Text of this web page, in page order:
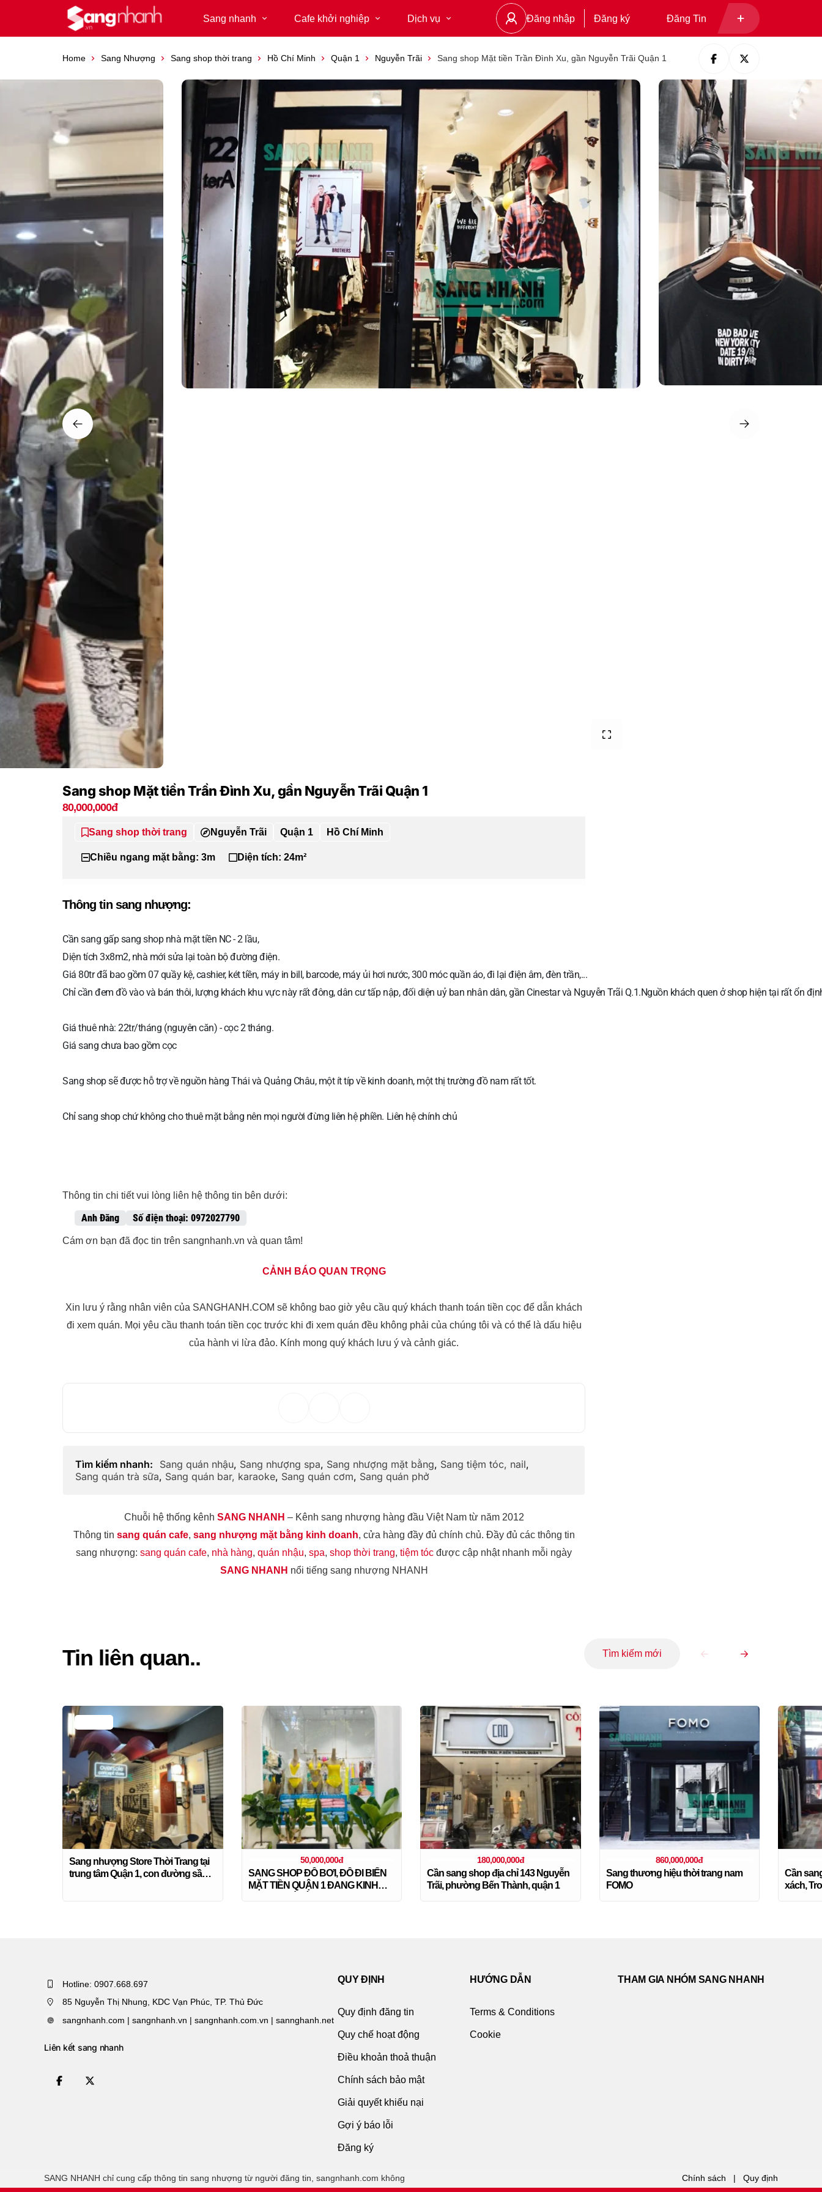
Sang nhanh Cafe khởi nghiệp Dịch vụ Đăng nhập Đăng ký Đăng Tin
Home Sang Nhượng Sang shop thời trang Hồ Chí Minh Quận 1 Nguyễn Trãi Sang shop Mặt tiền Trần Đình Xu, gần Nguyễn Trãi Quận 1
Sang shop Mặt tiền Trần Đình Xu, gần Nguyễn Trãi Quận 1
80,000,000đ
Sang shop thời trang Nguyễn Trãi Quận 1 Hồ Chí Minh
Chiều ngang mặt bằng: 3m Diện tích: 24m²
Thông tin sang nhượng:
Cần sang gấp sang shop nhà mặt tiền NC - 2 lầu,
Diện tích 3x8m2, nhà mới sửa lại toàn bộ đường điện.
Giá 80tr đã bao gồm 07 quầy kệ, cashier, két tiền, máy in bill, barcode, máy ủi hơi nước, 300 móc quần áo, đi lại điện âm, đèn trần,...
Chỉ cần đem đồ vào và bán thôi, lượng khách khu vực này rất đông, dân cư tấp nập, đối diện uỷ ban nhân dân, gần Cinestar và Nguyễn Trãi Q.1.Nguồn khách quen ở shop hiện tại rất ổn
Giá thuê nhà: 22tr/tháng (nguyên căn) - cọc 2 tháng.
Giá sang chưa bao gồm cọc
Sang shop sẽ được hỗ trợ về nguồn hàng Thái và Quảng Châu, một ít típ về kinh doanh, một thị trường đồ nam rất tốt.
Chỉ sang shop chứ không cho thuê mặt bằng nên mọi người đừng liên hệ phiền. Liên hệ chính chủ
Thông tin chi tiết vui lòng liên hệ thông tin bên dưới:
Anh Đăng Số điện thoại: 0972027790
Cám ơn bạn đã đọc tin trên sangnhanh.vn và quan tâm!
CẢNH BÁO QUAN TRỌNG
Xin lưu ý rằng nhân viên của SANGHANH.COM sẽ không bao giờ yêu cầu quý khách thanh toán tiền cọc để dẫn khách
đi xem quán. Mọi yêu cầu thanh toán tiền cọc trước khi đi xem quán đều không phải của chúng tôi và có thể là dấu hiệu
của hành vi lừa đảo. Kính mong quý khách lưu ý và cảnh giác.
Tìm kiếm nhanh: Sang quán nhậu, Sang nhượng spa, Sang nhượng mặt bằng, Sang tiệm tóc, nail,
Sang quán trà sữa, Sang quán bar, karaoke, Sang quán cơm, Sang quán phở
Chuỗi hệ thống kênh SANG NHANH – Kênh sang nhượng hàng đầu Việt Nam từ năm 2012
Thông tin sang quán cafe, sang nhượng mặt bằng kinh doanh, cửa hàng đầy đủ chính chủ. Đầy đủ các thông tin
sang nhượng: sang quán cafe, nhà hàng, quán nhậu, spa, shop thời trang, tiệm tóc được cập nhật nhanh mỗi ngày
SANG NHANH nổi tiếng sang nhượng NHANH
Tin liên quan.. Tìm kiếm mới
Sang nhượng Store Thời Trang tại
trung tâm Quận 1, con đường sầm
50,000,000đ
SANG SHOP ĐỒ BƠI, ĐỒ ĐI BIỂN
MẶT TIỀN QUẬN 1 ĐANG KINH
180,000,000đ
Cần sang shop địa chỉ 143 Nguyễn
Trãi, phường Bến Thành, quận 1
860,000,000đ
Sang thương hiệu thời trang nam
FOMO
Cần
xách,
Hotline: 0907.668.697
85 Nguyễn Thị Nhung, KDC Vạn Phúc, TP. Thủ Đức
sangnhanh.com | sangnhanh.vn | sangnhanh.com.vn | sannghanh.net
Liên kết sang nhanh
QUY ĐỊNH
Quy định đăng tin
Quy chế hoạt động
Điều khoản thoả thuận
Chính sách bảo mật
Giải quyết khiếu nại
Gợi ý báo lỗi
Đăng ký
HƯỚNG DẪN
Terms & Conditions
Cookie
THAM GIA NHÓM SANG NHANH
SANG NHANH chỉ cung cấp thông tin sang nhượng từ người đăng tin, sangnhanh.com không
Chính sách | Quy định